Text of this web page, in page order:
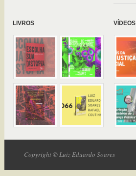
LIVROS VÍDEOS
Copyright © Luiz Eduardo Soares